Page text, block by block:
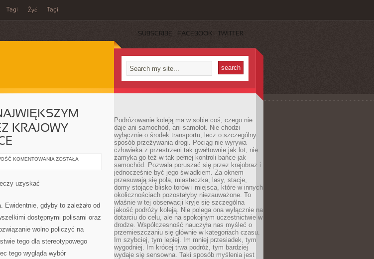
Tagi Żyć Tagi
SUBSCRIBE FACEBOOK TWITTER
KRAJOWY
KOMENTOWANIA SEKTOR
REJESTR
FINANSOWY
POLSCE
ZOSTAŁA
uzyskać
Ewidentnie, gdyby to zależało od
dostępnymi polisami oraz
wolno policzyć na
tego dla stereotypowego
tego wygląda wybór
Podróżowanie koleją ma w sobie coś, czego nie
daje ani samochód, ani samolot. Nie chodzi
wyłącznie o środek transportu, lecz o szczególny
sposób przeżywania drogi. Pociąg nie wyrywa
człowieka z przestrzeni tak gwałtownie jak lot, nie
zamyka go też w tak pełnej kontroli bańce jak
samochód. Pozwala poruszać się przez krajobraz i
jednocześnie być jego świadkiem. Za oknem
przesuwają się pola, miasteczka, lasy, stacje,
domy stojące blisko torów i miejsca, które w innych
okolicznościach pozostałyby niezauważone. To
właśnie w tej obserwacji kryje się szczególna
jakość podróży koleją. Nie polega ona wyłącznie na
dotarciu do celu, ale na spokojnym uczestnictwie w
drodze. Współczesność nauczyła nas myśleć o
przemieszczaniu się głównie w kategoriach czasu.
Im szybciej, tym lepiej. Im mniej przesiadek, tym
wygodniej. Im krócej trwa podróż, tym bardziej
wydaje się sensowna. Taki sposób myślenia jest